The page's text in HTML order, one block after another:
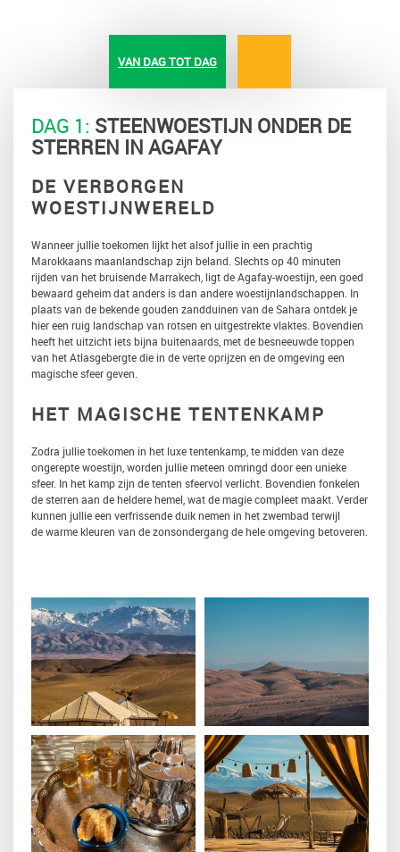
VAN DAG TOT DAG
DAG 1: STEENWOESTIJN ONDER DE
STERREN IN AGAFAY
DE VERBORGEN
WOESTIJNWERELD
Wanneer jullie toekomen lijkt het alsof jullie in een prachtig
Marokkaans maanlandschap zijn beland. Slechts op 40 minuten
rijden van het bruisende Marrakech, ligt de Agafay-woestijn, een goed
bewaard geheim dat anders is dan andere woestijnlandschappen. In
plaats van de bekende gouden zandduinen van de Sahara ontdek je
hier een ruig landschap van rotsen en uitgestrekte vlaktes. Bovendien
heeft het uitzicht iets bijna buitenaards, met de besneeuwde toppen
van het Atlasgebergte die in de verte oprijzen en de omgeving een
magische sfeer geven.
HET MAGISCHE TENTENKAMP
Zodra jullie toekomen in het luxe tentenkamp, te midden van deze
ongerepte woestijn, worden jullie meteen omringd door een unieke
sfeer. In het kamp zijn de tenten sfeervol verlicht. Bovendien fonkelen
de sterren aan de heldere hemel, wat de magie compleet maakt. Verder
kunnen jullie een verfrissende duik nemen in het zwembad terwijl
de warme kleuren van de zonsondergang de hele omgeving betoveren.